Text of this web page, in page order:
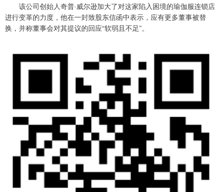
该公司创始人奇普·威尔逊加大了对这家陷入困境的瑜伽服连锁店
进行变革的力度，他在一封致股东信函中表示，应有更多董事被替
换，并称董事会对其提议的回应“软弱且不足”。